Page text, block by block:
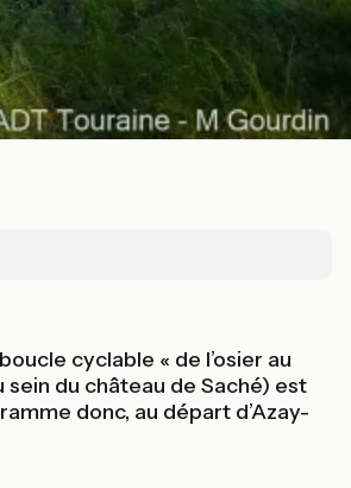
cyclable « de l’osier au
sein du château de Saché) est
donc, au départ d’Azay-